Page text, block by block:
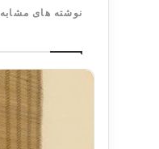
نوشته های مشابه